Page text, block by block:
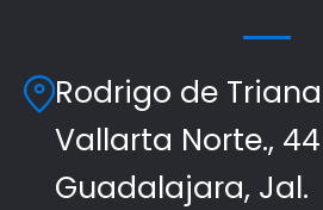
Rodrigo de
Vallarta Norte.,
Guadalajara, Jal.